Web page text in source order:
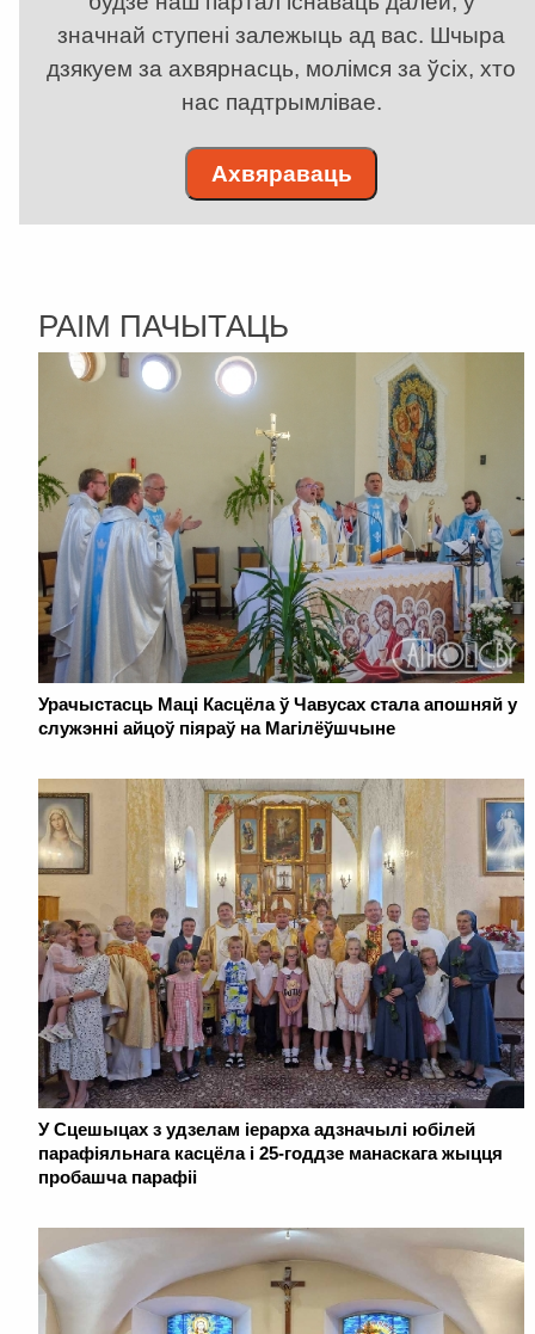
значнай ступені залежыць ад вас. Шчыра
дзякуем за ахвярнасць, молімся за ўсіх, хто
нас падтрымлівае.
Ахвяраваць
РАІМ ПАЧЫТАЦЬ
Урачыстасць Маці Касцёла ў Чавусах стала апошняй у
служэнні айцоў піяраў на Магілёўшчыне
У Сцешыцах з удзелам іерарха адзначылі юбілей
парафіяльнага касцёла і 25-годдзе манаскага жыцця
пробашча парафіі